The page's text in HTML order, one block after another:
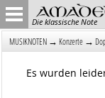
Die klassische Note
MUSIKNOTEN → Konzerte →
Es wurden